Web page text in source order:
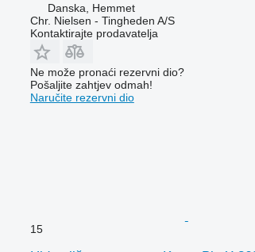
Danska, Hemmet
Chr. Nielsen - Tingheden A/S
Kontaktirajte prodavatelja
Ne može pronaći rezervni dio?
Pošaljite zahtjev odmah!
Naručite rezervni dio
15